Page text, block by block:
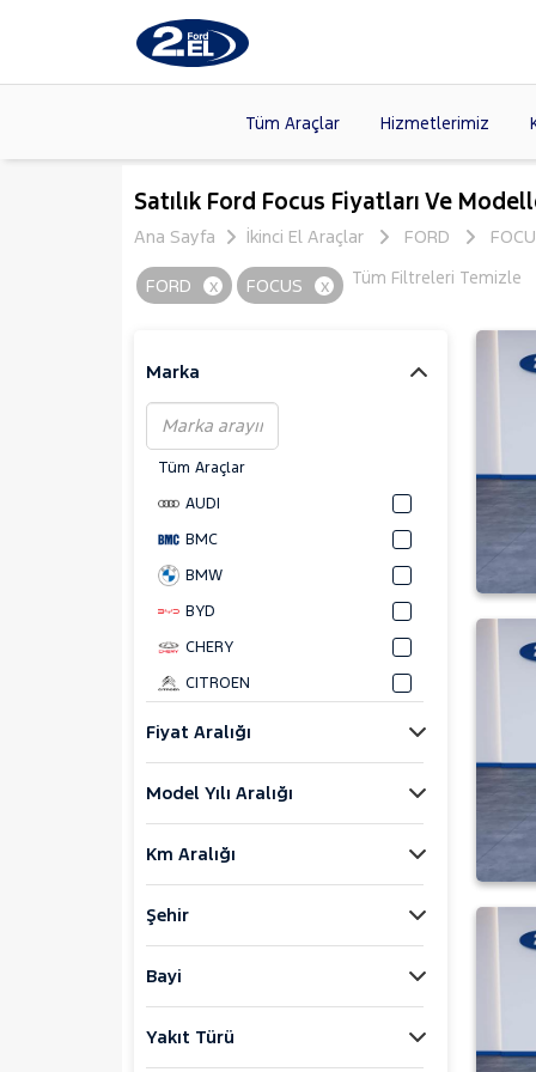
Tüm Araçlar Hizmetlerimiz
Markalar >
Modeller >
Kasalar
FORD
HYUNDAI
SKODA
Satılık Ford Focus Fiyatları Ve
Ana Sayfa
İkinci El Araçlar FORD
Tüm Filtreleri Temizle
FORD x FOCUS x
Marka
Tüm Araçlar
AUDI
BMC
BMW
BYD
CHERY
CITROEN
DAIHATSU
FIAT
FORD
E-Tourneo Courier
E-Transit
Fiyat Aralığı
Model Yılı Aralığı
Km Aralığı
Şehir
Bayi
Yakıt Türü